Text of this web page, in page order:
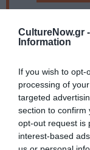
CultureNow.gr -
Information
If you wish to
processing of
targeted
section to confirm
opt-out request is
interest-based
22:00 | 1/12
Ωδείον
Αθήνα
Ωδείο